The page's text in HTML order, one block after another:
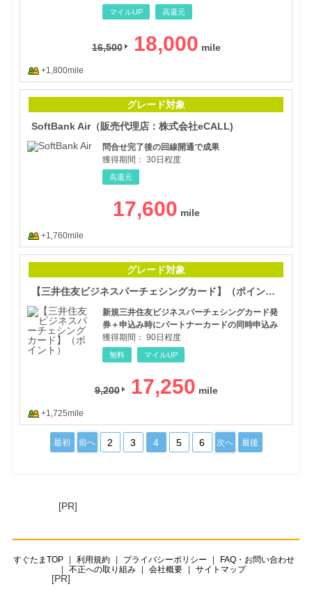
マイルUP 高還元
16,500 18,000
+1,800mile
グレード対象
SoftBank Air（販売代理店：株式会社eCALL)
問合せ完了後の回線開通で成果
獲得期間： 30日程度
高還元
17,600
+1,760mile
グレード対象
【三井住友ビジネスパーチェシングカード】（ポイント）
新規三井住友ビジネスパーチェシングカード発
券＋申込み時にパートナーカードの同時申込み
獲得期間： 90日程度
無料 マイルUP
9,200 17,250
+1,725mile
最初 前へ 2 3 4 5 6 次へ 最後
[PR]
すぐたまTOP 利用規約 プライバシーポリシー
FAQ・お問い合わせ
不正への取り組み
会社概要 サイトマップ
[PR]